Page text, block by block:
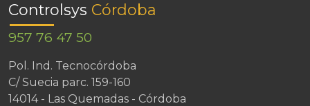
Controlsys Córdoba
957 76 47 50
Pol. Ind. Tecnocórdoba
C/ Suecia parc. 159-160
14014 - Las Quemadas - Córdoba